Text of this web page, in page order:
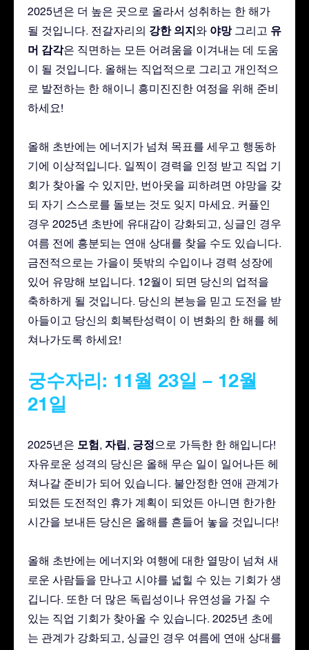
2025년은 더 높은 곳으로 올라서 성취하는 한 해가
될 것입니다. 전갈자리의 강한 의지와 야망그리고 유
머 감각은 직면하는 모든 어려움을 이겨내는 데 도움
이 될 것입니다. 올해는 직업적으로 그리고 개인적으
로 발전하는 한 해이니 흥미진진한 여정을 위해 준비
하세요!
올해 초반에는 에너지가 넘쳐 목표를 세우고 행동하
기에 이상적입니다. 일찍이 경력을 인정 받고 직업 기
회가 찾아올 수 있지만, 번아웃을 피하려면 야망을 갖
되 자기 스스로를 돌보는 것도 잊지 마세요. 커플인
경우 2025년 초반에 유대감이 강화되고, 싱글인 경우
여름 전에 흥분되는 연애 상대를 찾을 수도 있습니다.
금전적으로는 가을이 뜻밖의 수입이나 경력 성장에
있어 유망해 보입니다. 12월이 되면 당신의 업적을
축하하게 될 것입니다. 당신의 본능을 믿고 도전을 받
아들이고 당신의 회복탄성력이 이 변화의 한 해를 헤
쳐나가도록 하세요!
궁수자리: 11월 23일 – 12월
21일
2025년은 모험, 자립, 긍정으로 가득한 한 해입니다!
자유로운 성격의 당신은 올해 무슨 일이 일어나든 헤
쳐나갈 준비가 되어 있습니다. 불안정한 연애 관계가
되었든 도전적인 휴가 계획이 되었든 아니면 한가한
시간을 보내든 당신은 올해를 흔들어 놓을 것입니다!
올해 초반에는 에너지와 여행에 대한 열망이 넘쳐 새
로운 사람들을 만나고 시야를 넓힐 수 있는 기회가 생
깁니다. 또한 더 많은 독립성이나 유연성을 가질 수
있는 직업 기회가 찾아올 수 있습니다. 2025년 초에
는 관계가 강화되고, 싱글인 경우 여름에 연애 상대를